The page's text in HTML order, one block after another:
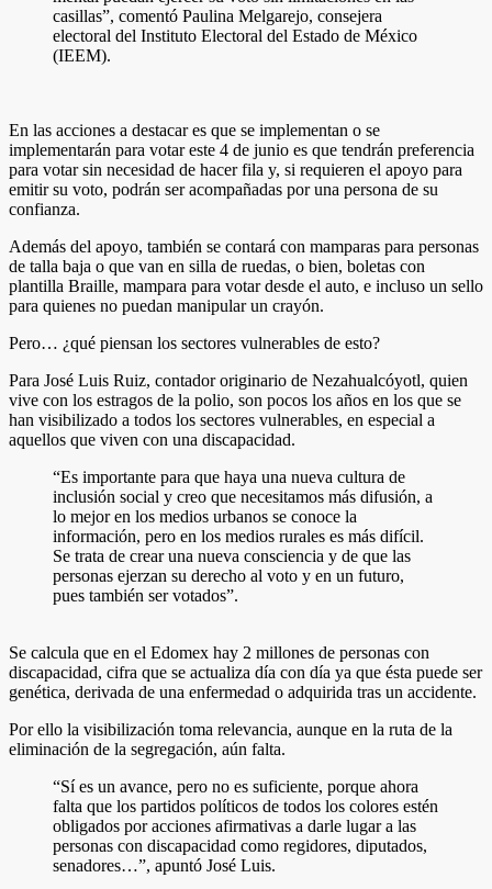
casillas”, comentó Paulina Melgarejo, consejera
electoral del Instituto Electoral del Estado de México
(IEEM).
En las acciones a destacar es que se implementan o se
implementarán para votar este 4 de junio es que tendrán preferencia
para votar sin necesidad de hacer fila y, si requieren el apoyo para
emitir su voto, podrán ser acompañadas por una persona de su
confianza.
Además del apoyo, también se contará con mamparas para personas
de talla baja o que van en silla de ruedas, o bien, boletas con
plantilla Braille, mampara para votar desde el auto, e incluso un sello
para quienes no puedan manipular un crayón.
Pero… ¿qué piensan los sectores vulnerables de esto?
Para José Luis Ruiz, contador originario de Nezahualcóyotl, quien
vive con los estragos de la polio, son pocos los años en los que se
han visibilizado a todos los sectores vulnerables, en especial a
aquellos que viven con una discapacidad.
“Es importante para que haya una nueva cultura de
inclusión social y creo que necesitamos más difusión, a
lo mejor en los medios urbanos se conoce la
información, pero en los medios rurales es más difícil.
Se trata de crear una nueva consciencia y de que las
personas ejerzan su derecho al voto y en un futuro,
pues también ser votados”.
Se calcula que en el Edomex hay 2 millones de personas con
discapacidad, cifra que se actualiza día con día ya que ésta puede ser
genética, derivada de una enfermedad o adquirida tras un accidente.
Por ello la visibilización toma relevancia, aunque en la ruta de la
eliminación de la segregación, aún falta.
“Sí es un avance, pero no es suficiente, porque ahora
falta que los partidos políticos de todos los colores estén
obligados por acciones afirmativas a darle lugar a las
personas con discapacidad como regidores, diputados,
senadores…”, apuntó José Luis.